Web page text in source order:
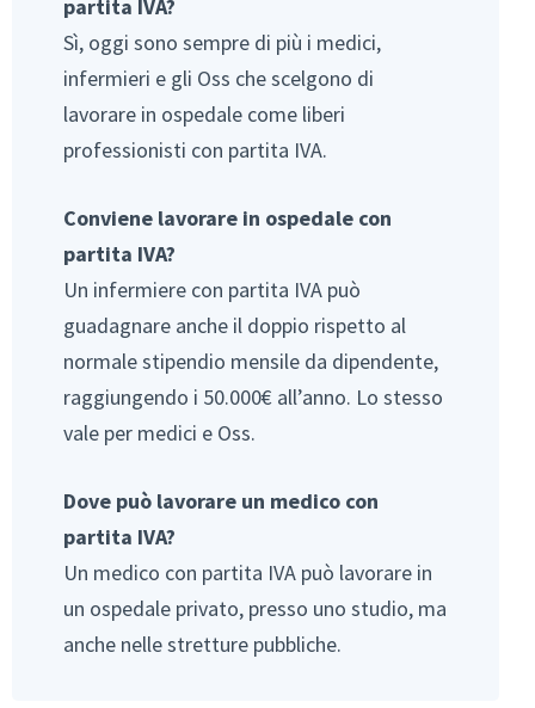
partita IVA?
Sì, oggi sono sempre di più i medici,
infermieri e gli Oss che scelgono di
lavorare in ospedale come liberi
professionisti con partita IVA.
Conviene lavorare in ospedale con
partita IVA?
Un infermiere con partita IVA può
guadagnare anche il doppio rispetto al
normale stipendio mensile da dipendente,
raggiungendo i 50.000€ all’anno. Lo stesso
vale per medici e Oss.
Dove può lavorare un medico con
partita IVA?
Un medico con partita IVA può lavorare in
un ospedale privato, presso uno studio, ma
anche nelle stretture pubbliche.